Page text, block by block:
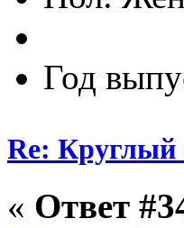
Год
Re: Круглый
« Ответ